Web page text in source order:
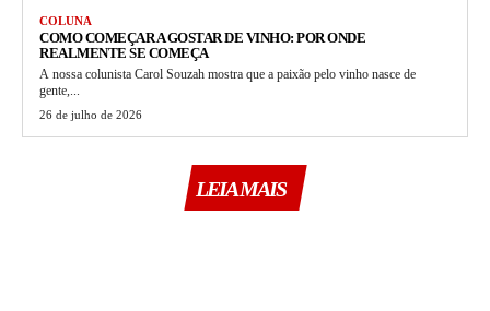
COLUNA
COMO COMEÇAR A GOSTAR DE VINHO: POR ONDE
REALMENTE SE COMEÇA
A nossa colunista Carol Souzah mostra que a paixão pelo vinho nasce de
gente,...
26 de julho de 2026
LEIA MAIS